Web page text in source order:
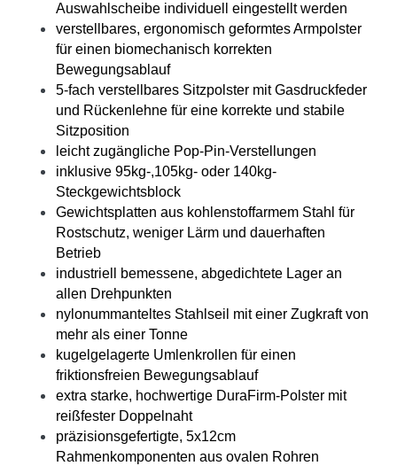
Auswahlscheibe individuell eingestellt werden
verstellbares, ergonomisch geformtes Armpolster
für einen biomechanisch korrekten
Bewegungsablauf
5-fach verstellbares Sitzpolster mit Gasdruckfeder
und Rückenlehne für eine korrekte und stabile
Sitzposition
leicht zugängliche Pop-Pin-Verstellungen
inklusive 95kg-,105kg- oder 140kg-
Steckgewichtsblock
Gewichtsplatten aus kohlenstoffarmem Stahl für
Rostschutz, weniger Lärm und dauerhaften
Betrieb
industriell bemessene, abgedichtete Lager an
allen Drehpunkten
nylonummanteltes Stahlseil mit einer Zugkraft von
mehr als einer Tonne
kugelgelagerte Umlenkrollen für einen
friktionsfreien Bewegungsablauf
extra starke, hochwertige DuraFirm-Polster mit
reißfester Doppelnaht
präzisionsgefertigte, 5x12cm
Rahmenkomponenten aus ovalen Rohren